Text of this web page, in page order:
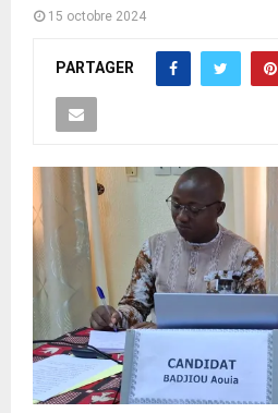
15 octobre 2024
PARTAGER